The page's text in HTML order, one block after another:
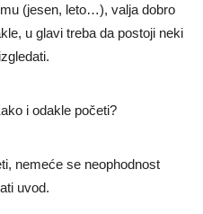
(jesen, leto…), valja dobro
u glavi treba da postoji neki
i odakle početi?
nemeće se neophodnost
uvod.